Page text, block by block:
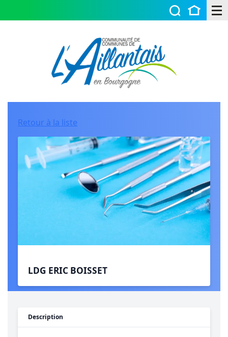
Retour à la liste
LDG ERIC BOISSET
Description